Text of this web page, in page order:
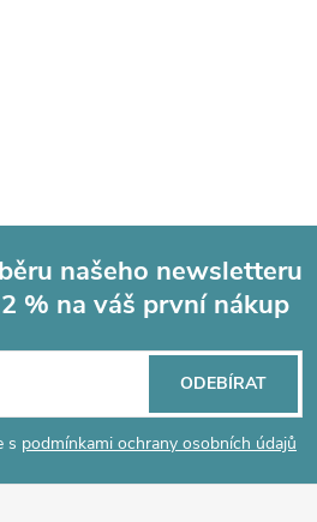
našeho newsletteru
% na váš první nákup
s podmínkami ochrany osobních údajů
ODEBÍRAT